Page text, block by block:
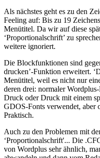
Als nächstes geht es zu den
Feeling auf: Bis zu 19
Menütitel. Da wir auf diese
‘Proportionalschrift’ zu
weitere ignoriert.
Die Blockfunktionen sind
drucken’-Funktion erweitert.
Menütitel, weil es nicht nur
deren drei: normaler
Druck oder Druck mit einem
GDOS-Fonts verwendet, aber
Praktisch.
Auch zu den Problemen mit
‘Proportionalschrift'... Die
von Wordplus sehr ähnlich,